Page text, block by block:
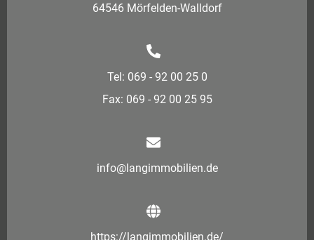
64546 Mörfelden-Walldorf
Tel: 069 - 92 00 25 0
Fax: 069 - 92 00 25 95
info@langimmobilien.de
https://langimmobilien.de/